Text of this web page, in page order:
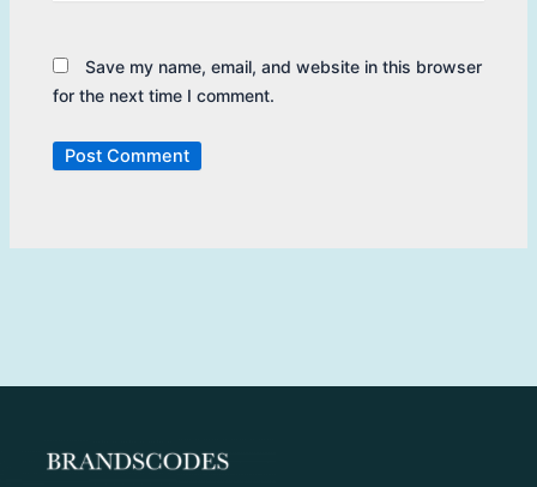
Save my name, email, and website in this browser
for the next time I comment.